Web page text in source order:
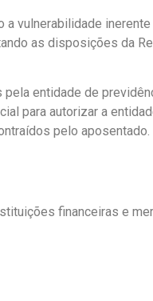
vulnerabilidade
as disposições da
entidade de
para autorizar a
pelo aposentado.
financeiras e